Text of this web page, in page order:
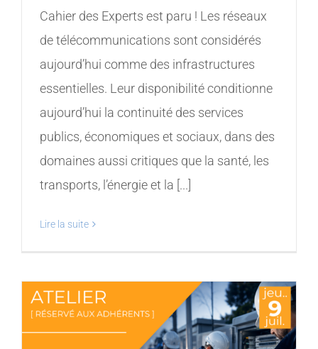
Cahier des Experts est paru ! Les réseaux
de télécommunications sont considérés
aujourd’hui comme des infrastructures
essentielles. Leur disponibilité conditionne
aujourd’hui la continuité des services
publics, économiques et sociaux, dans des
domaines aussi critiques que la santé, les
transports, l’énergie et la [...]
Lire la suite